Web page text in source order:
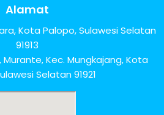
Alamat
Kota Palopo, Sulawesi Selatan
91913
Murante, Kec. Mungkajang, Kota
Selatan 91921